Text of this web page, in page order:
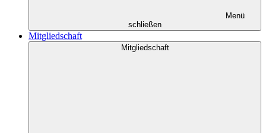
Menü
schließen
Mitgliedschaft
Mitgliedschaft